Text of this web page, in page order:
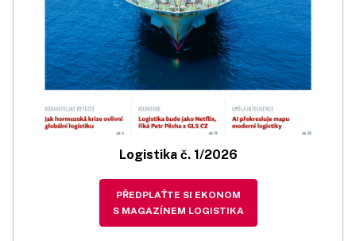
Logistika č. 1/2026
PŘEDPLAŤTE SI EKONOM
S MAGAZÍNEM LOGISTIKA